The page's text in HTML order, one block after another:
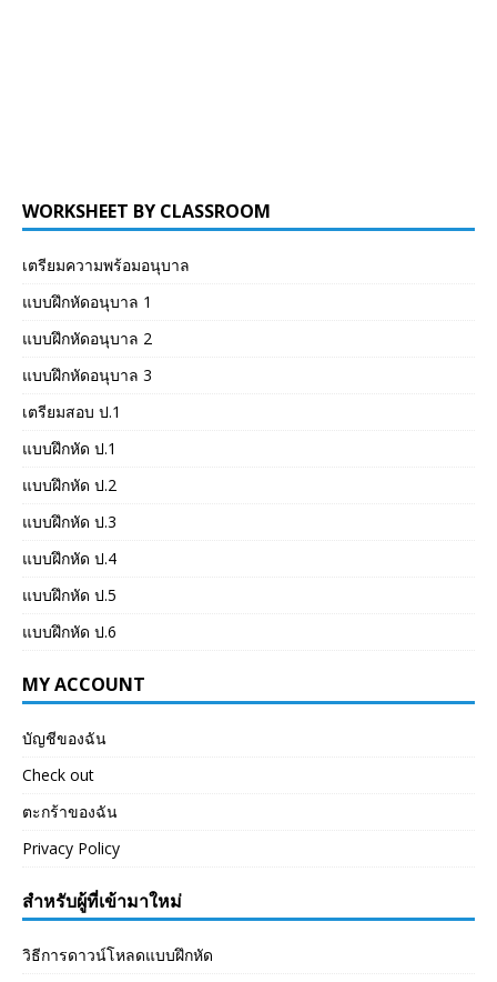
WORKSHEET BY CLASSROOM
เตรียมความพร้อมอนุบาล
แบบฝึกหัดอนุบาล 1
แบบฝึกหัดอนุบาล 2
แบบฝึกหัดอนุบาล 3
เตรียมสอบ ป.1
แบบฝึกหัด ป.1
แบบฝึกหัด ป.2
แบบฝึกหัด ป.3
แบบฝึกหัด ป.4
แบบฝึกหัด ป.5
แบบฝึกหัด ป.6
MY ACCOUNT
บัญชีของฉัน
Check out
ตะกร้าของฉัน
Privacy Policy
สำหรับผู้ที่เข้ามาใหม่
วิธีการดาวน์โหลดแบบฝึกหัด